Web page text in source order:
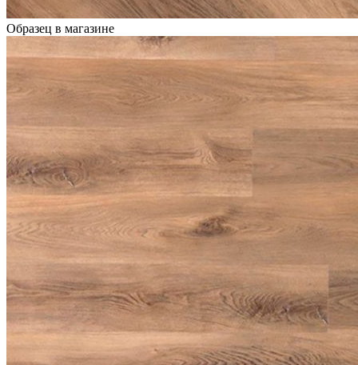
Образец в магазине